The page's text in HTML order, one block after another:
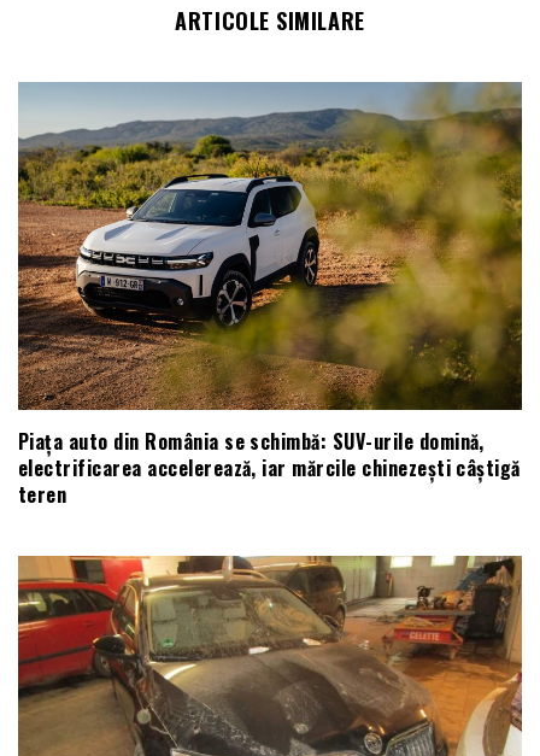
ARTICOLE SIMILARE
Piața auto din România se schimbă: SUV-urile domină,
electrificarea accelerează, iar mărcile chinezești câștigă
teren